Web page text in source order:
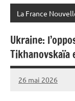
La France
Ukraine:
Tikhanovskaïa
26 mai 2026
Admins